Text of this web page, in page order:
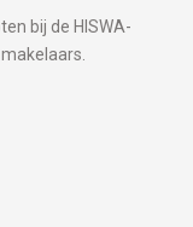
bij de HISWA-